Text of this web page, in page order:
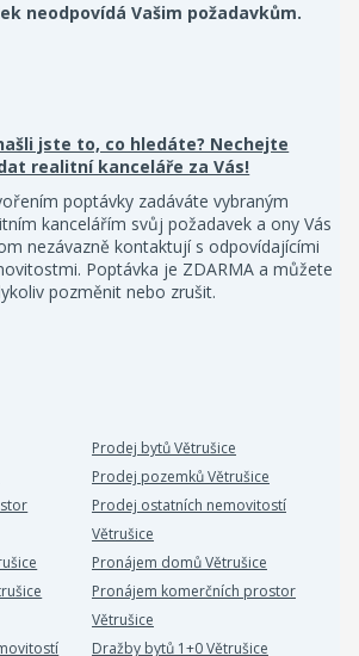
neodpovídá Vašim požadavkům.
jste to, co hledáte? Nechejte
realitní kanceláře za Vás!
poptávky zadáváte vybraným
kancelářím svůj požadavek a ony Vás
nezávazně kontaktují s odpovídajícími
Poptávka je ZDARMA a můžete
pozměnit nebo zrušit.
Prodej bytů Větrušice
Prodej pozemků Větrušice
Prodej ostatních nemovitostí
Větrušice
Pronájem domů Větrušice
Pronájem komerčních prostor
Větrušice
Dražby bytů 1+0 Větrušice